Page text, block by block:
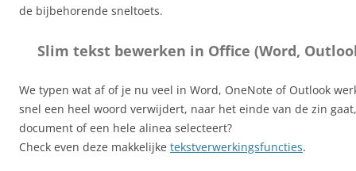
de bijbehorende sneltoets.
Slim tekst bewerken in Office (Word,
We typen wat af of je nu veel in Word, OneNote of Outlook
snel een heel woord verwijdert, naar het einde van de zin
document of een hele alinea selecteert?
Check even deze makkelijke tekstverwerkingsfuncties.